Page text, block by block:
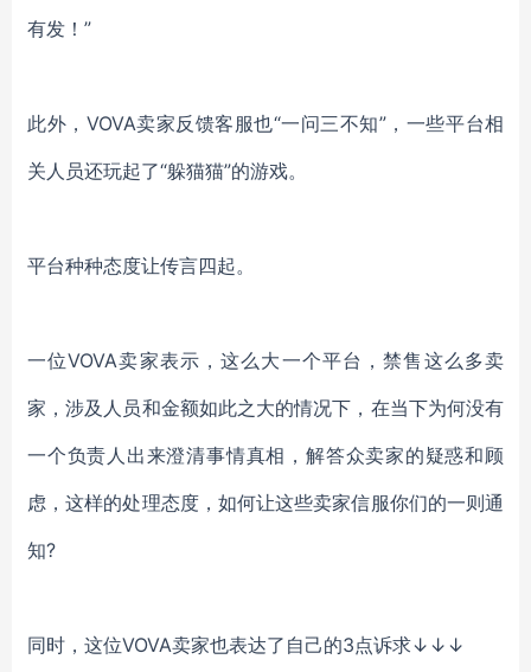
有发！”
此外， VOVA卖家反馈客服也“一问三不知”，一些平台相
关人员还玩起了“躲猫猫”的游戏。
平台种种态度让传言四起。
一位VOVA卖家表示，这么大一个平台，禁售这么多卖
家，涉及人员和金额如此之大的情况下，在当下为何没有
一个负责人出来澄清事情真相，解答众卖家的疑惑和顾
虑，这样的处理态度，如何让这些卖家信服你们的一则通
知?
同时，这位VOVA卖家也表达了自己的3点诉求↓↓↓